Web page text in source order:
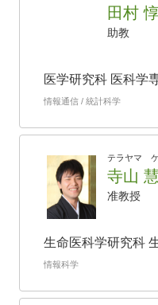
田村
助教
医学研究科 医科学
情報通信 / 統計科学
テラヤマ
寺山 慧
准教授
生命医科学研究科
情報科学